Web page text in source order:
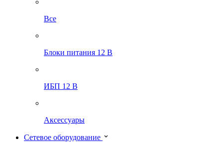
Все
Блоки питания 12 В
ИБП 12 В
Аксессуары
Сетевое оборудование